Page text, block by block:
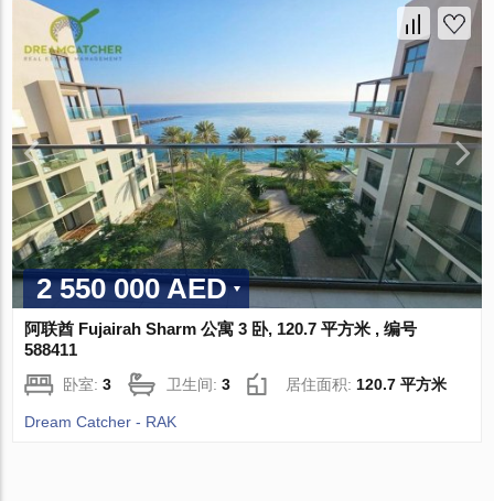
2 550 000 AED
阿联酋 Fujairah Sharm 公寓 3 卧, 120.7 平方米 , 编号
588411
卧室:3 卫生间:3 居住面积: 120.7 平方米
Dream Catcher - RAK